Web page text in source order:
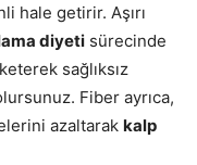
hale getirir. Aşırı
diyeti sürecinde
sağlıksız
Fiber ayrıca,
azaltarak kalp